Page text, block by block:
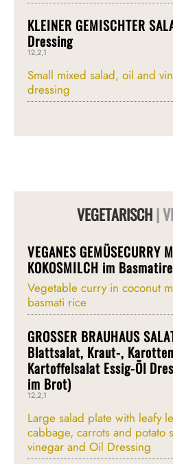
KLEINER GEMISCHTER
Dressing
12,2,1
Small mixed salad, oil and
dressing
VEGETARISCH|
VEGANES GEMÜSECURRY
KOKOSMILCH im
Vegetable curry in coconut
basmati rice
GROSSER BRAUHAUS
Blattsalat, Kraut-,
Kartoffelsalat Essig-Öl
im Brot)
12,2,1
Large salad plate with leafy
cabbage, carrots and potato
vinegar and Oil Dressing